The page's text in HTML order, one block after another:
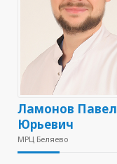
Ламонов Павел
Юрьевич
МРЦ Беляево